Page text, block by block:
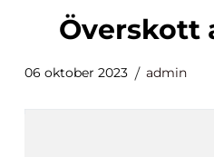
06 oktober 2023 admin